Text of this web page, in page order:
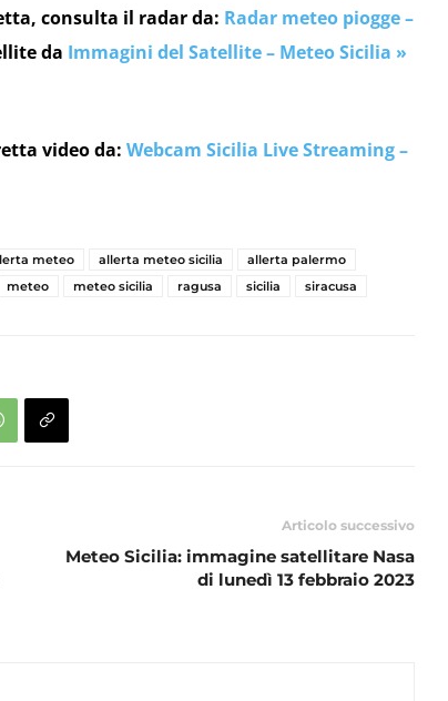
consulta il radar da: Radar meteo piogge –
da Immagini del Satellite – Meteo Sicilia »
video da: Webcam Sicilia Live Streaming –
meteo allerta meteo sicilia
allerta palermo
meteo meteo sicilia ragusa sicilia siracusa
Articolo successivo
Meteo Sicilia: immagine satellitare Nasa
di lunedì 13 febbraio 2023